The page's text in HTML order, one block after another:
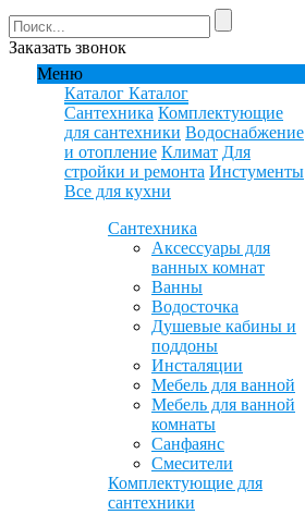
Заказать звонок
Меню
Каталог Каталог
Сантехника Комплектующие
для сантехники Водоснабжение
и отопление Климат Для
стройки и ремонта Инстументы
Все для кухни
Сантехника
Аксессуары для
ванных комнат
Ванны
Водосточка
Душевые кабины и
поддоны
Инсталяции
Мебель для ванной
Мебель для ванной
комнаты
Санфаянс
Смесители
Комплектующие для
сантехники